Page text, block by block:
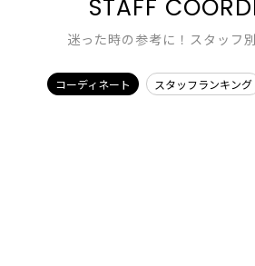
STAFF
迷った時の参考に！スタッフ
コーディネート スタッフランキング